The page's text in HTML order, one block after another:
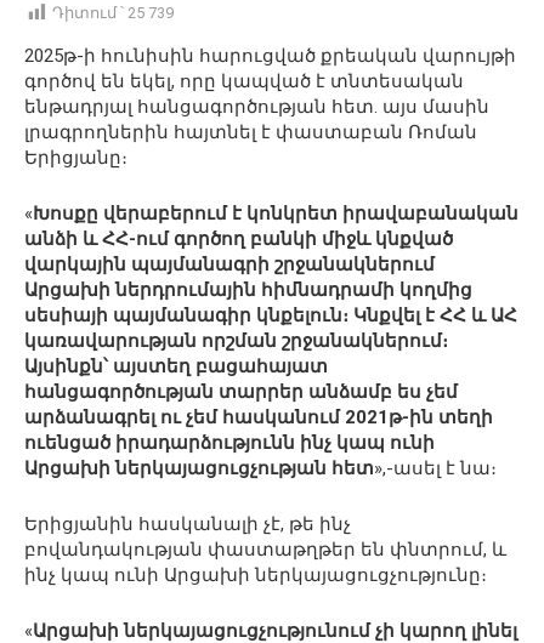
Դիտում ՝ 25 739
2025թ-ի հունիսին հարուցված քրեական վարույթի
գործով են եկել, որը կապված է տնտեսական
ենթադրյալ հանցագործության հետ. այս մասին
լրագրողներին հայտնել է փաստաբան Ռոման
Երիցյանը։
«Խոսքը վերաբերում է կոնկրետ իրավաբանական
անձի և ՀՀ-ում գործող բանկի միջև կնքված
վարկային պայմանագրի շրջանակներում
Արցախի ներդրումային հիմնադրամի կողմից
սեսիայի պայմանագիր կնքելուն։ Կնքվել է ՀՀ և ԱՀ
կառավարության որշման շրջանակներում։
Այսինքն՝ այստեղ բացահայատ
հանցագործության տարրեր անձամբ ես չեմ
արձանագրել ու չեմ հասկանում 2021թ-ին տեղի
ուենցած իրադարձությունն ինչ կապ ունի
Արցախի ներկայացուցչության հետ»,-ասել է նա։
Երիցյանին հասկանալի չէ, թե ինչ
բովանդակության փաստաթղթեր են փնտրում, և
ինչ կապ ունի Արցախի ներկայացուցչությունը։
«Արցախի ներկայացուցչությունում չի կարող լինել